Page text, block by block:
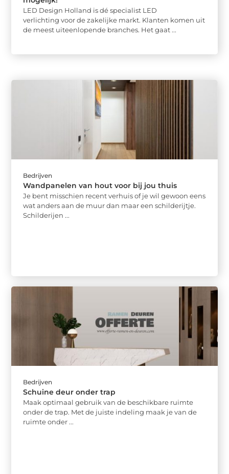
LED Design Holland is dé specialist LED
verlichting voor de zakelijke markt. Klanten komen uit
de meest uiteenlopende branches. Het gaat ...
Bedrijven
Wandpanelen van hout voor bij jou thuis
Je bent misschien recent verhuis of je wil gewoon eens
wat anders aan de muur dan maar een schilderijtje.
Schilderijen ...
Bedrijven
Schuine deur onder trap
Maak optimaal gebruik van de beschikbare ruimte
onder de trap. Met de juiste indeling maak je van de
ruimte onder ...